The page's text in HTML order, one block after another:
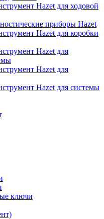
Hazet для ходовой
приборы Hazet
Hazet для коробки
Hazet для
Hazet для
Hazet для системы
ключи